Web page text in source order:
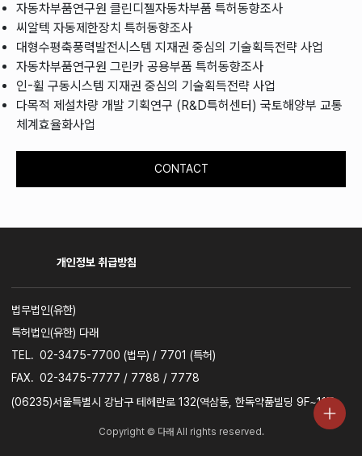
자동차부품연구원 클린디젤자동차부품 특허동향조사
씨알텍 자동제한장치 특허동향조사
대형수평축풍력발전시스템 지재권 중심의 기술획득전략 사업
자동차부품연구원 그린카 공용부품 특허동향조사
인-휠 구동시스템 지재권 중심의 기술획득전략 사업
다목적 제설차량 개발 기획연구 (R&D특허센터) 국토해양부 교통
체계효율화사업
CONTACT
개인정보 취급방침
사업자명
법무법인(유한)
특허법인(유한) 다래
TEL. 02-3475-7700 (법무) / 7701 (특허)
FAX. 02-3475-7777 / 7788 / 7778
주소
(06235)서울특별시 강남구 테헤란로 132(역삼동, 한독약품빌딩 9F~11F)
Copyright © 다래 All rights reserved.